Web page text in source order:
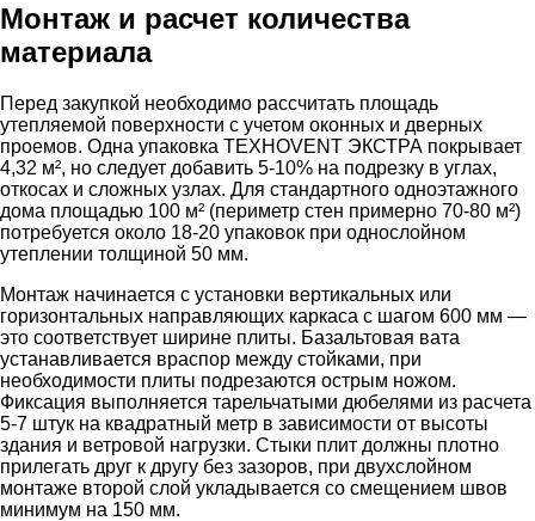
Монтаж и расчет количества
материала
Перед закупкой необходимо рассчитать площадь
утепляемой поверхности с учетом оконных и дверных
проемов. Одна упаковка ТЕХНОVENT ЭКСТРА покрывает
4,32 м², но следует добавить 5-10% на подрезку в углах,
откосах и сложных узлах. Для стандартного одноэтажного
дома площадью 100 м² (периметр стен примерно 70-80 м²)
потребуется около 18-20 упаковок при однослойном
утеплении толщиной 50 мм.
Монтаж начинается с установки вертикальных или
горизонтальных направляющих каркаса с шагом 600 мм —
это соответствует ширине плиты. Базальтовая вата
устанавливается враспор между стойками, при
необходимости плиты подрезаются острым ножом.
Фиксация выполняется тарельчатыми дюбелями из расчета
5-7 штук на квадратный метр в зависимости от высоты
здания и ветровой нагрузки. Стыки плит должны плотно
прилегать друг к другу без зазоров, при двухслойном
монтаже второй слой укладывается со смещением швов
минимум на 150 мм.